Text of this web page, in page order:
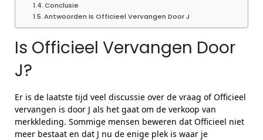
Conclusie
Antwoorden Is Officieel Vervangen Door J
Is Officieel Vervangen Door
J?
Er is de laatste tijd veel discussie over de vraag of Officieel
vervangen is door J als het gaat om de verkoop van
merkkleding. Sommige mensen beweren dat Officieel niet
meer bestaat en dat J nu de enige plek is waar je